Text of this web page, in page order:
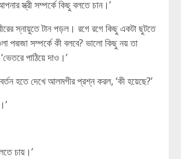
স্ত্রী সম্পর্কে কিছু বলতে চান।’
স্নায়ুতে টান পড়ল। রগে রগে কিছু একটা ছুটতে
পদ্মজা সম্পর্কে কী বলবে? ভালো কিছু নয় তা
পাঠিয়ে দাও।’
হতে দেখে আলমগীর প্রশ্ন করল, ‘কী হয়েছে?’
চায়।’